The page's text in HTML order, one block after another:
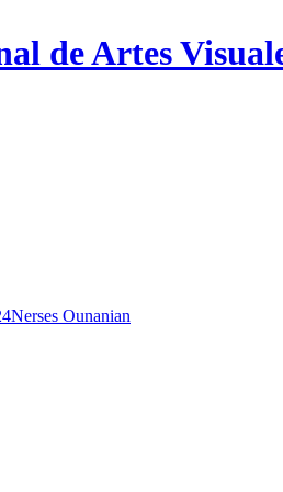
de Artes
Nerses Ounanian